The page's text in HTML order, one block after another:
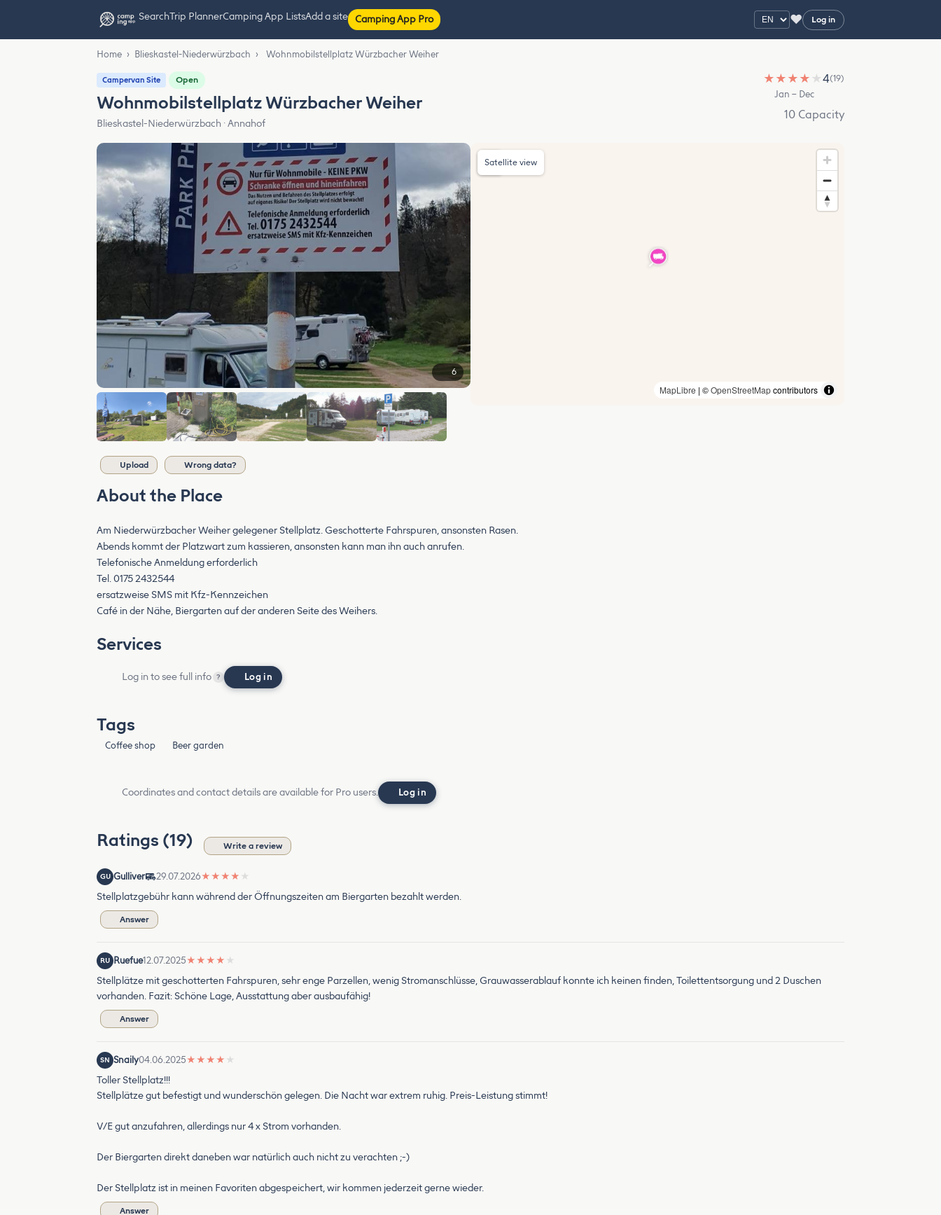
SearchTrip PlannerCamping App ListsAdd a site Camping App Pro ♥ Log in
Home › Blieskastel-Niederwürzbach › Wohnmobilstellplatz Würzbacher Weiher
Campervan Site Open
Wohnmobilstellplatz Würzbacher Weiher
Blieskastel-Niederwürzbach · Annahof
★ ★ ★ ★ ★4(19)
Jan – Dec
10 Capacity
6
MapLibre | ©OpenStreetMapcontributors
Satellite view
Upload Wrong data?
About the Place
Am Niederwürzbacher Weiher gelegener Stellplatz. Geschotterte Fahrspuren, ansonsten Rasen.
Abends kommt der Platzwart zum kassieren, ansonsten kann man ihn auch anrufen.
Telefonische Anmeldung erforderlich
Tel. 0175 2432544
ersatzweise SMS mit Kfz-Kennzeichen
Café in der Nähe, Biergarten auf der anderen Seite des Weihers.
Services
Log in to see full info ? Log in
Tags
Coffee shop Beer garden
Coordinates and contact details are available for Pro users. Log in
Ratings (19) Write a review
GU Gulliver 29.07.2026★ ★ ★ ★ ★
Stellplatzgebühr kann während der Öffnungszeiten am Biergarten bezahlt werden.
Answer
RU Ruefue12.07.2025★ ★ ★ ★ ★
Stellplätze mit geschotterten Fahrspuren, sehr enge Parzellen, wenig Stromanschlüsse, Grauwasserablauf konnte ich keinen finden, Toilettentsorgung und 2 Duschen
vorhanden. Fazit: Schöne Lage, Ausstattung aber ausbaufähig!
Answer
SN Snaily04.06.2025★ ★ ★ ★ ★
Toller Stellplatz!!!
Stellplätze gut befestigt und wunderschön gelegen. Die Nacht war extrem ruhig. Preis-Leistung stimmt!
V/E gut anzufahren, allerdings nur 4 x Strom vorhanden.
Der Biergarten direkt daneben war natürlich auch nicht zu verachten ;-)
Der Stellplatz ist in meinen Favoriten abgespeichert, wir kommen jederzeit gerne wieder.
Answer